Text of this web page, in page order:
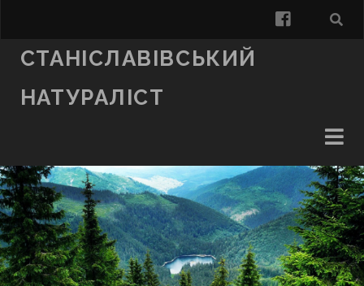
facebook
СТАНІСЛАВІВСЬКИЙ
НАТУРАЛІСТ